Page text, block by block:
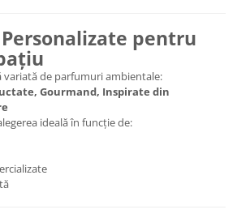
pentru
variată de parfumuri ambientale:
Gourmand, Inspirate din
ideală în funcție de: